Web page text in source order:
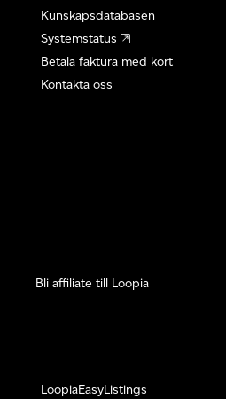
Kunskapsdatabasen
Systemstatus
Betala faktura med kort
Kontakta oss
Bli affiliate till Loopia
LoopiaEasyListings